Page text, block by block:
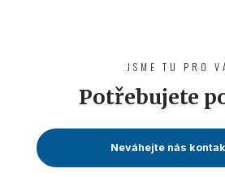
JSME TU PRO
Potřebujete
Neváhejte nás